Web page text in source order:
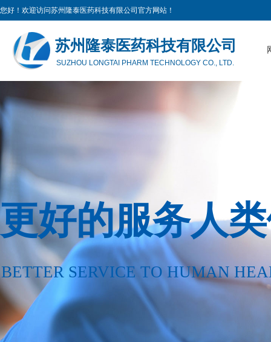
您好！欢迎访问苏州隆泰医药科技有限公司官方网站！
苏州隆泰医药科技有限公司
SUZHOU LONGTAI PHARM TECHNOLOGY CO., LTD.
更好的服务人
BETTER SERVICE TO HUMAN